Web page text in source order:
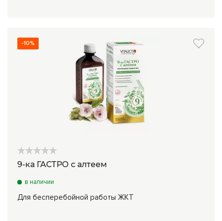
-10%
9-ка ГАСТРО с алтеем
в наличии
Для бесперебойной работы ЖКТ